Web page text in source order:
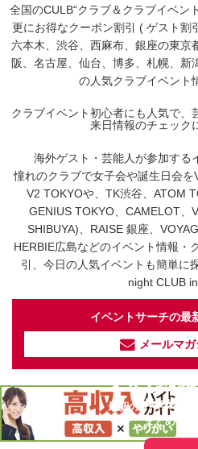
全国のCULB“クラブ＆クラブイベン
更にお得なクーポン割引 ( ゲスト割
六本木、渋谷、西麻布、銀座の東京
阪、名古屋、仙台、博多、札幌、新
の人気クラブイベント
クラブイベント初心者にも人気で、
来日情報のチェック
海外ゲスト・芸能人が参加する
憧れのクラブで女子会や誕生日会を
V2 TOKYOや、TK渋谷、ATOM
GENIUS TOKYO、CAMELOT、
SHIBUYA)、RAISE 銀座、
HERBIE広島などのイベント情報・
引、今日の人気イベントも簡単に
night CLUB
イベントサーチの最
メールマ
イベント
最新のイベント情
人気のお
気になる
まとめて